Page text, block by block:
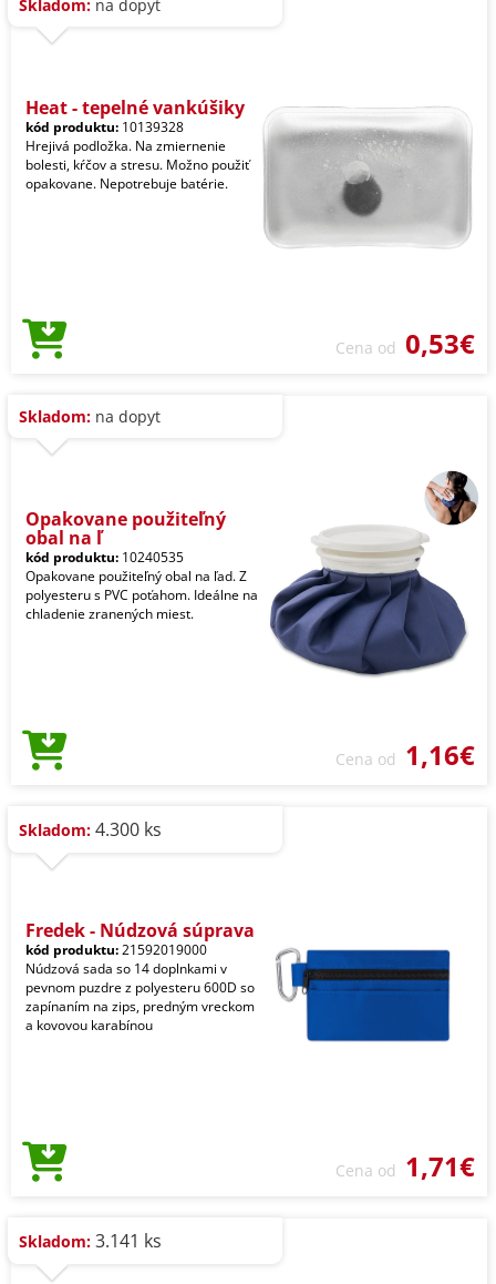
Skladom: na dopyt
Heat - tepelné vankúšiky
kód produktu: 10139328
Hrejivá podložka. Na zmiernenie
bolesti, kŕčov a stresu. Možno použiť
opakovane. Nepotrebuje batérie.
Cena od 0,53€
Skladom: na dopyt
Opakovane použiteľný
obal na ľ
kód produktu: 10240535
Opakovane použiteľný obal na ľad. Z
polyesteru s PVC poťahom. Ideálne na
chladenie zranených miest.
Cena od 1,16€
Skladom: 4.300 ks
Fredek - Núdzová súprava
kód produktu:21592019000
Núdzová sada so 14 doplnkami v
pevnom puzdre z polyesteru 600D so
zapínaním na zips, predným vreckom
a kovovou karabínou
Cena od 1,71€
Skladom: 3.141 ks